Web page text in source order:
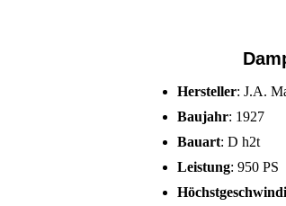
Hersteller: J.A.
Baujahr: 1927
Bauart: D h2t
Leistung: 950 PS